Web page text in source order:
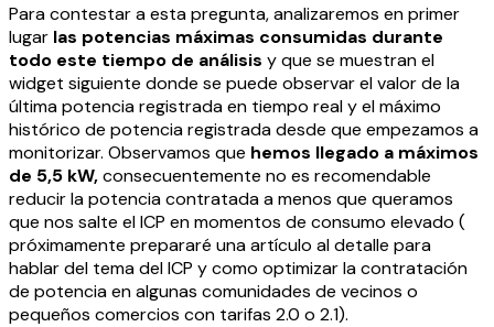
Para contestar a esta pregunta, analizaremos en primer
lugar las potencias máximas consumidas durante
todo este tiempo de análisis y que se muestran el
widget siguiente donde se puede observar el valor de la
última potencia registrada en tiempo real y el máximo
histórico de potencia registrada desde que empezamos a
monitorizar. Observamos que hemos llegado a máximos
de 5,5 kW,consecuentemente no es recomendable
reducir la potencia contratada a menos que queramos
que nos salte el ICP en momentos de consumo elevado (
próximamente prepararé una artículo al detalle para
hablar del tema del ICP y como optimizar la contratación
de potencia en algunas comunidades de vecinos o
pequeños comercios con tarifas 2.0 o 2.1).